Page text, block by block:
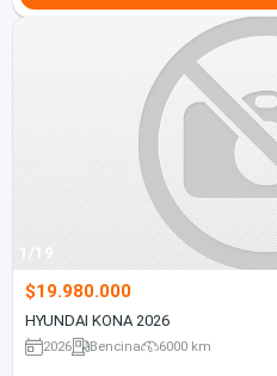
1/19
$19.980.000
HYUNDAI KONA 2026
2026 Bencina 6000 km